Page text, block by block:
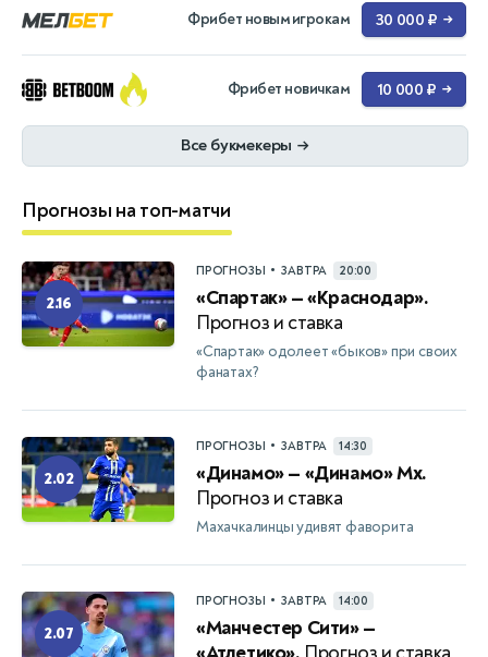
Фрибет новым игрокам 30 000 ₽ →
Фрибет новичкам 10 000 ₽ →
Все букмекеры →
Прогнозы на топ-матчи
2.16
ПРОГНОЗЫ • ЗАВТРА 20:00
«Спартак» — «Краснодар».
Прогноз и ставка
«Спартак» одолеет «быков» при своих
фанатах?
2.02
ПРОГНОЗЫ • ЗАВТРА 14:30
«Динамо» — «Динамо» Мх.
Прогноз и ставка
Махачкалинцы удивят фаворита
2.07
ПРОГНОЗЫ • ЗАВТРА 14:00
«Манчестер Сити» —